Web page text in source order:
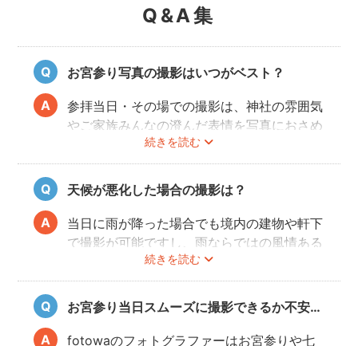
Q&A集
お宮参り写真の撮影はいつがベスト？
続きを読む
参拝当日・その場での撮影は、神社の雰囲気
やご家族みんなの澄んだ表情を写真におさめ
ることできオススメですが、当日は慌ただし
くて撮影はちょっと…という場合でも、出発
前のご自宅や参拝後のお食事会など想い出に
残る記念写真を撮影できます。
天候が悪化した場合の撮影は？
続きを読む
当日に雨が降った場合でも境内の建物や軒下
で撮影が可能ですし、雨ならではの風情ある
写真にも仕上がります。
また、撮影の実施が難しいと判断される天候
不良の場合、事前にフォトグラファーと決行
もしくは日時変更を相談してください。
日時変更方法はこちらをご参照ください。
お宮参り当日スムーズに撮影できるか不安…
fotowaのフォトグラファーはお宮参りや七